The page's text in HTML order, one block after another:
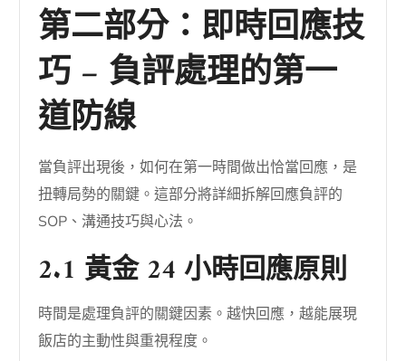
第二部分：即時回應技
巧 – 負評處理的第一
道防線
當負評出現後，如何在第一時間做出恰當回應，是
扭轉局勢的關鍵。這部分將詳細拆解回應負評的
SOP、溝通技巧與心法。
2.1 黃金 24 小時回應原則
時間是處理負評的關鍵因素。越快回應，越能展現
飯店的主動性與重視程度。